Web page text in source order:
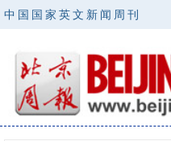
中国国家英文新闻周刊